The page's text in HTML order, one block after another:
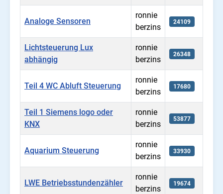
Analoge Sensoren
ronnie
berzins
24109
Lichtsteuerung Lux
abhängig
ronnie
berzins
26348
Teil 4 WC Abluft Steuerung
ronnie
berzins
17680
Teil 1 Siemens logo oder
KNX
ronnie
berzins
53877
Aquarium Steuerung
ronnie
berzins
33930
LWE Betriebsstundenzähler
ronnie
berzins
19674